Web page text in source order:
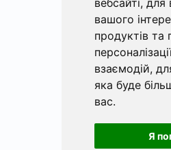
вебсайті, для
вашого
продуктів та
взаємодій,
яка буде
вас.
Я